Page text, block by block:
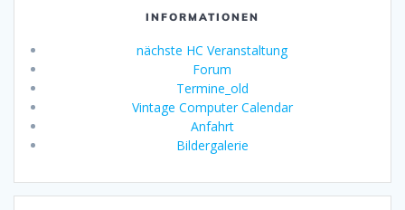
INFORMATIONEN
nächste HC Veranstaltung
Forum
Termine_old
Vintage Computer Calendar
Anfahrt
Bildergalerie